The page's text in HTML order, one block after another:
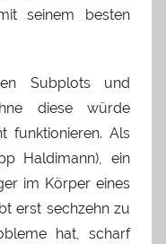
seinem besten
Subplots und
diese würde
funktionieren. Als
Haldimann), ein
im Körper eines
erst sechzehn zu
hat, scharf